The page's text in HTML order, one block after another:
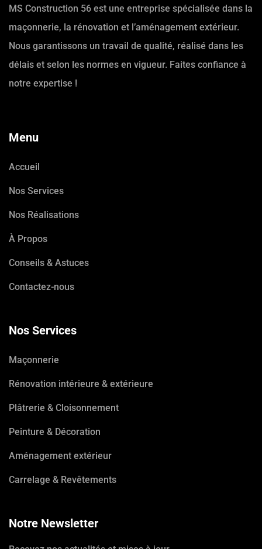
MS Construction 56 est une entreprise spécialisée dans la
maçonnerie, la rénovation et l’aménagement extérieur.
Nous garantissons un travail de qualité, réalisé dans les
délais et selon les normes en vigueur. Faites confiance à
notre expertise !
Menu
Accueil
Nos Services
Nos Réalisations
À Propos
Conseils & Astuces
Contactez-nous
Nos Services
Maçonnerie
Rénovation intérieure & extérieure
Plâtrerie & Cloisonnement
Peinture & Décoration
Aménagement extérieur
Carrelage & Revêtements
Notre Newsletter